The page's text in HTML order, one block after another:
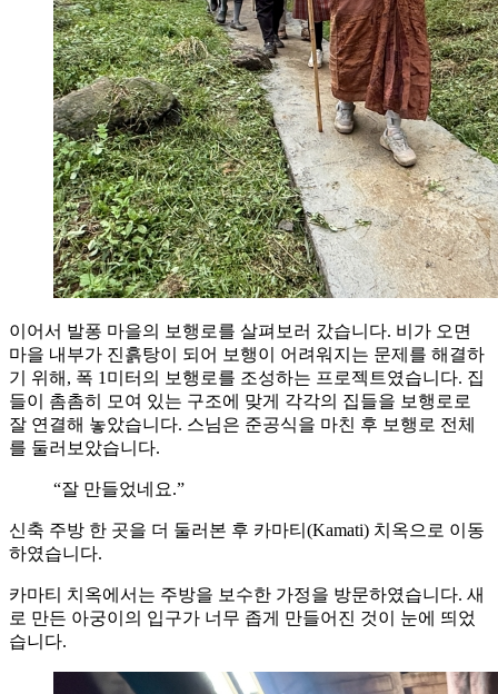
이어서 발퐁 마을의 보행로를 살펴보러 갔습니다. 비가 오면
마을 내부가 진흙탕이 되어 보행이 어려워지는 문제를 해결하
기 위해, 폭 1미터의 보행로를 조성하는 프로젝트였습니다. 집
들이 촘촘히 모여 있는 구조에 맞게 각각의 집들을 보행로로
잘 연결해 놓았습니다. 스님은 준공식을 마친 후 보행로 전체
를 둘러보았습니다.
“잘 만들었네요.”
신축 주방 한 곳을 더 둘러본 후 카마티(Kamati) 치옥으로 이동
하였습니다.
카마티 치옥에서는 주방을 보수한 가정을 방문하였습니다. 새
로 만든 아궁이의 입구가 너무 좁게 만들어진 것이 눈에 띄었
습니다.